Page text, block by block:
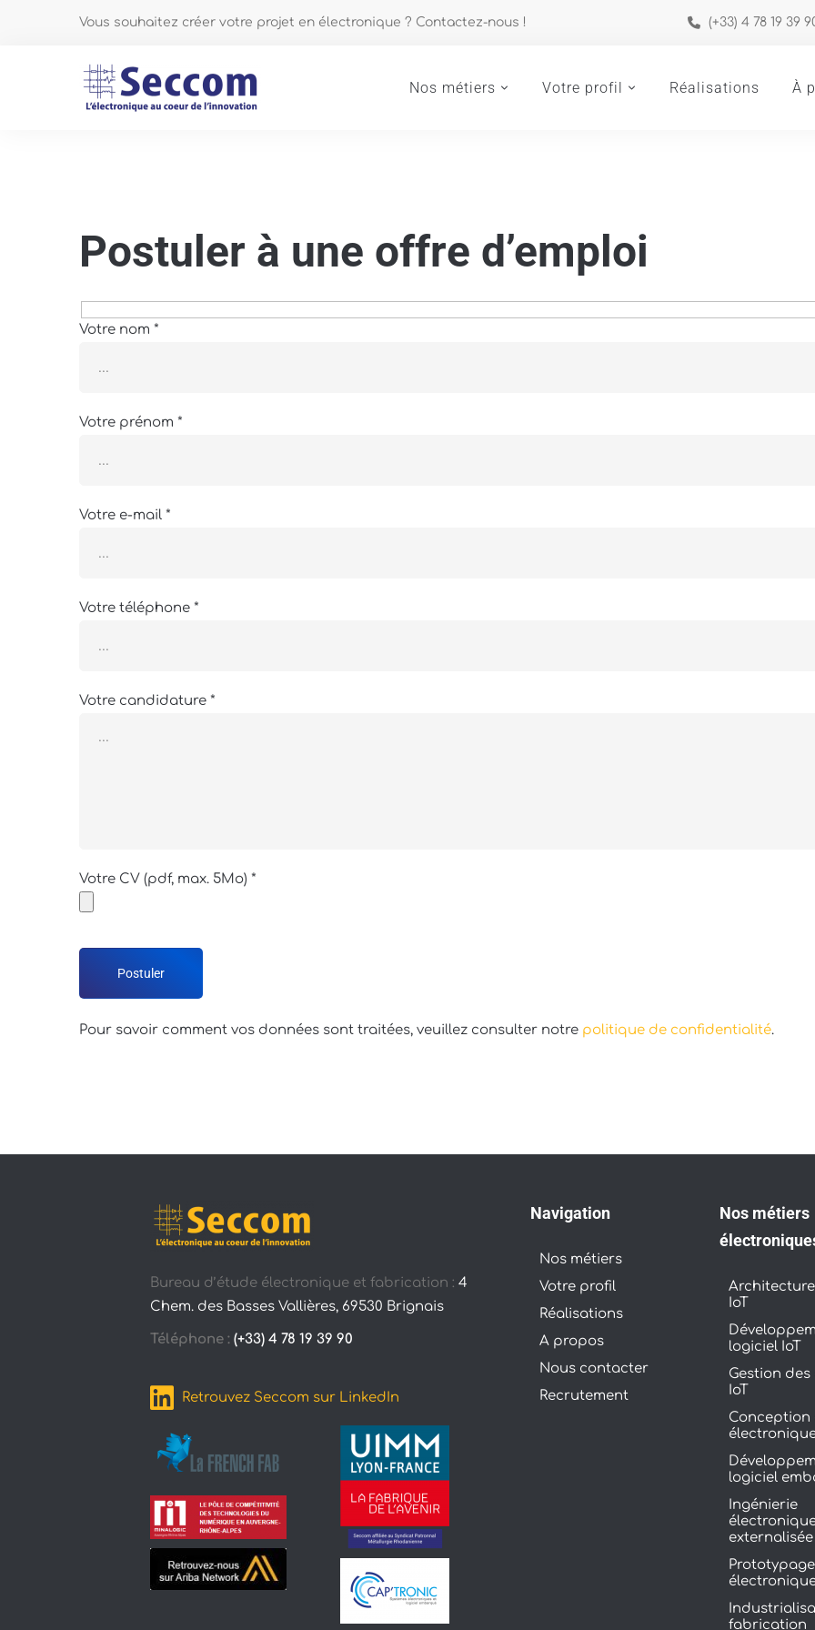
Vous souhaitez créer votre projet en électronique ? Contactez-nous ! (+33) 4 78 19 39
Nos métiers Votre profil Réalisations À
Postuler
à
une
offre
d’emploi
Postuler à une offre d’emploi
Votre nom *
Votre prénom *
Votre e-mail *
Votre téléphone *
Votre candidature *
Votre CV (pdf, max. 5Mo) *
Pour savoir comment vos données sont traitées, veuillez consulter notre politique de confidentialité.
Bureau d’étude électronique et fabrication : 4
Chem. des Basses Vallières, 69530 Brignais
Téléphone : (+33) 4 78 19 39 90
Retrouvez Seccom sur LinkedIn
Navigation
Nos métiers
Votre profil
Réalisations
À propos
Nous contacter
Recrutement
Nos métiers
IoT
logiciel IoT
Gestion
IoT
Conception
logiciel
Ingénierie
externalisée
Prototypage
fabrication